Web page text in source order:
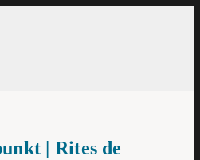
| Rites de